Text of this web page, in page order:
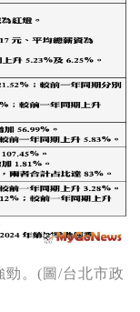
勁。(圖/台北市政